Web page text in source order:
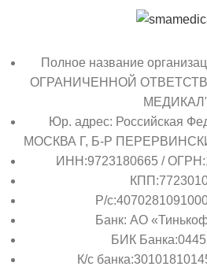
Полное название
ОГРАНИЧЕННОЙ
Юр. адрес: Российская
МОСКВА Г, Б-Р
ИНН:9723180665 /
Р/
Банк: АО
БИК
К/с